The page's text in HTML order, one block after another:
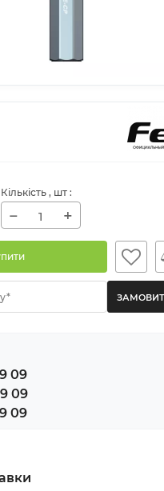
Кількість , шт :
− +
09
09
09